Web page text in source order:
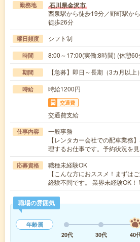
勤務地 石川県金沢市
西泉駅から徒歩19分／野町駅か
徒歩26分
曜日頻度 シフト制
時間 8:00～17:00(実働:8時間) (休憩
期間 【急募】即日～長期（3カ月以上）
時給 時給1200円
交通費
交通費支給
仕事内容
一般事務
【レンタカー会社での配車業務
理するお仕事です。予約状況を
応募資格
職種未経験OK
【こんな方におススメ！まずは
経験不問です。 業界未経験OK
職場の雰囲気
年齢層
20代
30代 40